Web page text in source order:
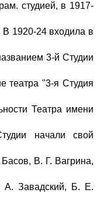
студией, в 1917-
В 1920-24 входила в
3-й Студии
театра "3-я Студия
Театра имени
начали свой
В. Г. Вагрина,
Завадский, Б. Е.